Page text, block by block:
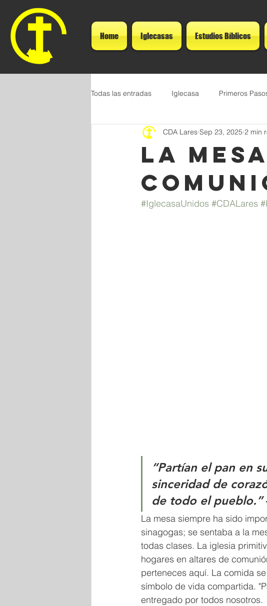
Home Iglecasas Estudios Bíblicos
Todas las entradas Iglecasa Primeros
La
CDA Lares Sep 23, 2025 2 min
#IglecasaUnidos #CDALares
“Partían el pan en
sinceridad de
de todo el pueblo.”
La mesa siempre ha sido
sinagogas; se sentaba a la
todas clases. La iglesia
hogares en altares de
perteneces aquí. La comida
símbolo de vida compartida.
entregado por todos nosotros.